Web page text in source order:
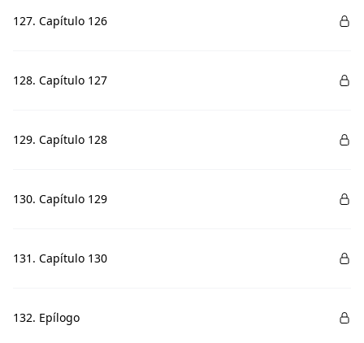
127. Capítulo 126
128. Capítulo 127
129. Capítulo 128
130. Capítulo 129
131. Capítulo 130
132. Epílogo